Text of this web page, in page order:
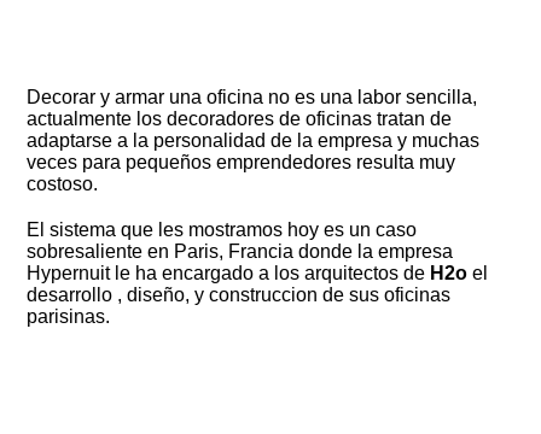
Decorar y armar una oficina no es una labor sencilla,
actualmente los decoradores de oficinas tratan de
adaptarse a la personalidad de la empresa y muchas
veces para pequeños emprendedores resulta muy
costoso.
El sistema que les mostramos hoy es un caso
sobresaliente en Paris, Francia donde la empresa
Hypernuit le ha encargado a los arquitectos de H2o el
desarrollo , diseño, y construccion de sus oficinas
parisinas.